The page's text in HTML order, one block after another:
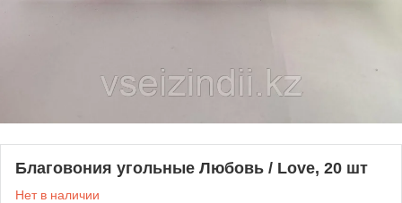
Благовония угольные Любовь / Love, 20 шт
Нет в наличии